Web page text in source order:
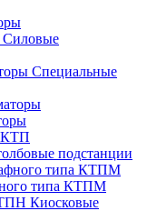
Силовые
Специальные
КТП
подстанции
типа КТПМ
Киосковые